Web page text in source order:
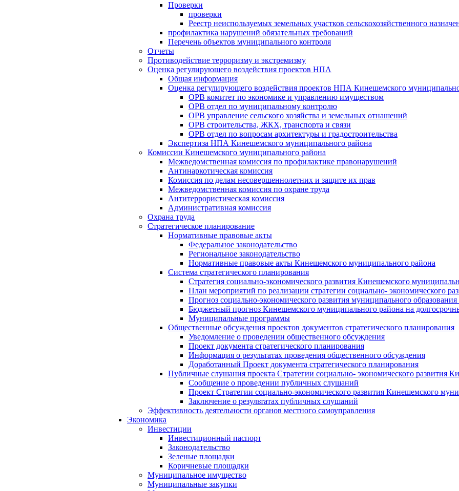
Проверки
проверки
Реестр неиспользуемых земельных участков сельскохозяйственного
профилактика нарушений обязательных требований
Перечень объектов муниципального контроля
Отчеты
Противодействие терроризму и экстремизму
Оценка регулирующего воздействия проектов НПА
Общая информация
Оценка регулирующего воздействия проектов НПА Кинешемского
ОРВ комитет по экономике и управлению имуществом
ОРВ отдел по муниципальному контролю
ОРВ управление сельского хозяйства и земельных отнашений
ОРВ строительства, ЖКХ, транспорта и связи
ОРВ отдел по вопросам архитектуры и градостроительства
Экспертиза НПА Кинешемского муниципального района
Комиссии Кинешемского муниципального района
Межведомственная комиссия по профилактике правонарушений
Антинаркотическая комиссия
Комиссия по делам несовершеннолетних и защите их прав
Межведомственная комиссия по охране труда
Антитеррористическая комиссия
Административная комиссия
Охрана труда
Стратегическое планирование
Нормативные правовые акты
Федеральное законодательство
Региональное законодательство
Нормативные правовые акты Кинешемского муниципального района
Система стратегического планирования
Стратегия социально-экономического развития Кинешемского
План мероприятий по реализации стратегии социально- экономического
Прогноз социально-экономического развития муниципального
Бюджетный прогноз Кинешемского муниципального района на
Муниципальные программы
Общественные обсуждения проектов документов стратегического планирования
Уведомление о проведении общественного обсуждения
Проект документа стратегического планирования
Информация о результатах проведения общественного обсуждения
Доработанный Проект документа стратегического планирования
Публичные слушания проекта Стратегии социально- экономического развития
Сообщение о проведении публичных слушаний
Проект Стратегии социально-экономического развития Кинешемского
Заключение о результатах публичных слушаний
Эффективность деятельности органов местного самоуправления
Экономика
Инвестиции
Инвестиционный паспорт
Законодательство
Зеленые площадки
Коричневые площадки
Муниципальное имущество
Муниципальные закупки